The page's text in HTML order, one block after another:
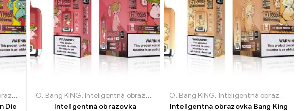
elektronické cigarety Holandsko,Jednorazové elektronické cigarety Rakúsko,
cigarety Luxembursko,Jednorazové elektronické cigarety Holandsko,
Bafať ,Jednorazové elektronické cigarety Litva,Jednorazové
Die
O, Bang KING, Inteligentná obrazovka Bang King 15000 Bafať ,Jednorazové
Inteligentná obrazovka
O, Bang KING, Inteligentná obrazovka Bang King 15000 Bafať
Inteligentná obrazovka Bang King